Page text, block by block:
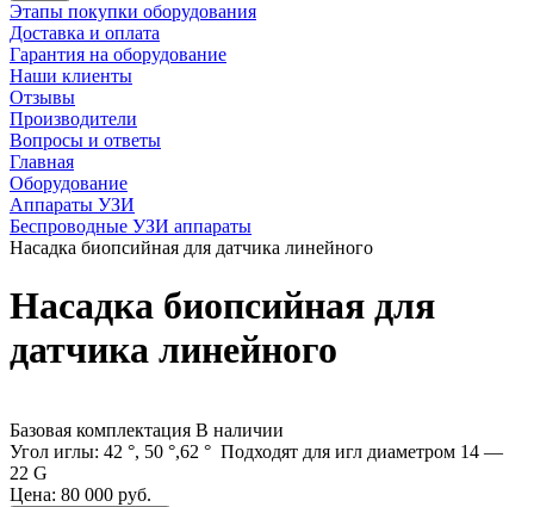
Этапы покупки оборудования
Доставка и оплата
Гарантия на оборудование
Наши клиенты
Отзывы
Производители
Вопросы и ответы
Главная
Оборудование
Аппараты УЗИ
Беспроводные УЗИ аппараты
Насадка биопсийная для датчика линейного
Насадка биопсийная для
датчика линейного
Базовая комплектация В наличии
Угол иглы: 42 °, 50 °,62 ° Подходят для игл диаметром 14 —
22 G
Цена: 80 000 руб.